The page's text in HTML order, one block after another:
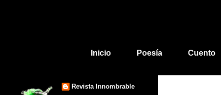
Inicio Poesía Cuento
Revista Innombrable